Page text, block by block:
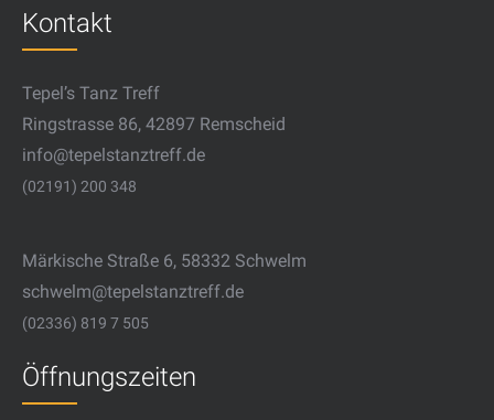
Kontakt
Tepel’s Tanz Treff
Ringstrasse 86, 42897 Remscheid
info@tepelstanztreff.de
(02191) 200 348
Märkische Straße 6, 58332 Schwelm
schwelm@tepelstanztreff.de
(02336) 819 7 505
Öffnungszeiten